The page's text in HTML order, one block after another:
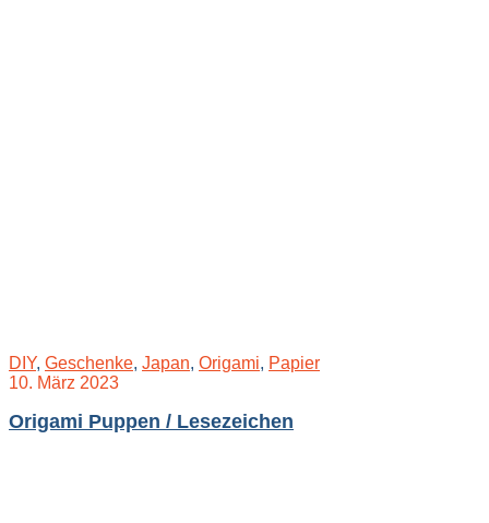
DIY, Geschenke, Japan, Origami, Papier
10. März 2023
Origami Puppen / Lesezeichen